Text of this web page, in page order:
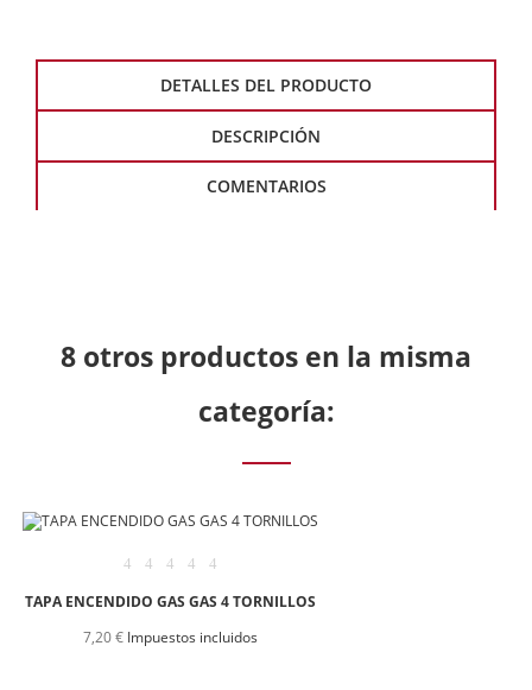
DETALLES DEL PRODUCTO
DESCRIPCIÓN
COMENTARIOS
8 otros productos en la misma
categoría:
TAPA ENCENDIDO GAS GAS 4 TORNILLOS
7,20 € Impuestos incluidos